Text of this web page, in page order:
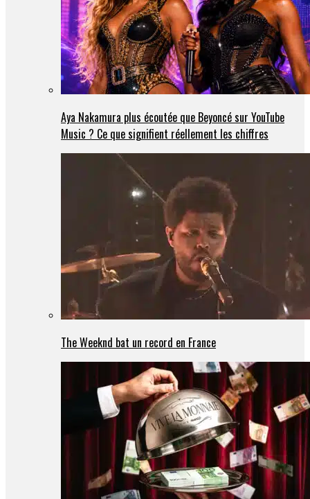
Aya Nakamura plus écoutée que Beyoncé sur YouTube
Music ? Ce que signifient réellement les chiffres
The Weeknd bat un record en France